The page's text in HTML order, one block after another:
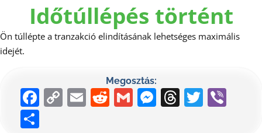
Időtúllépés történt
Ön túllépte a tranzakció elindításának lehetséges maximális
idejét.
Megosztás:
Facebook
CopyEmailReddit
GmailMessenger
Threads